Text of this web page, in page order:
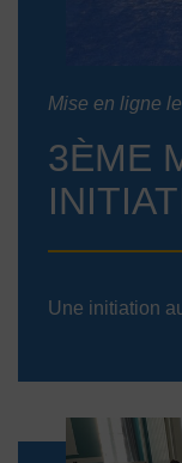
Mise en ligne
3ÈME
Une initiation